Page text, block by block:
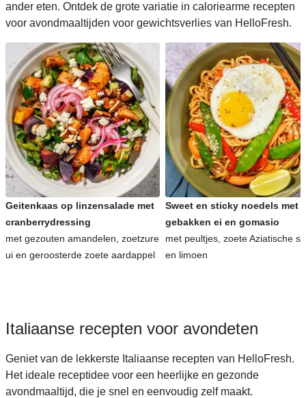
ander eten. Ontdek de grote variatie in caloriearme recepten
voor avondmaaltijden voor gewichtsverlies van HelloFresh.
Geitenkaas op linzensalade met
cranberrydressing
met gezouten amandelen, zoetzure
ui en geroosterde zoete aardappel
Sweet en sticky noedels met
gebakken ei en gomasio
met peultjes, zoete Aziatische
en limoen
Italiaanse recepten voor avondeten
Geniet van de lekkerste Italiaanse recepten van HelloFresh.
Het ideale receptidee voor een heerlijke en gezonde
avondmaaltijd, die je snel en eenvoudig zelf maakt.